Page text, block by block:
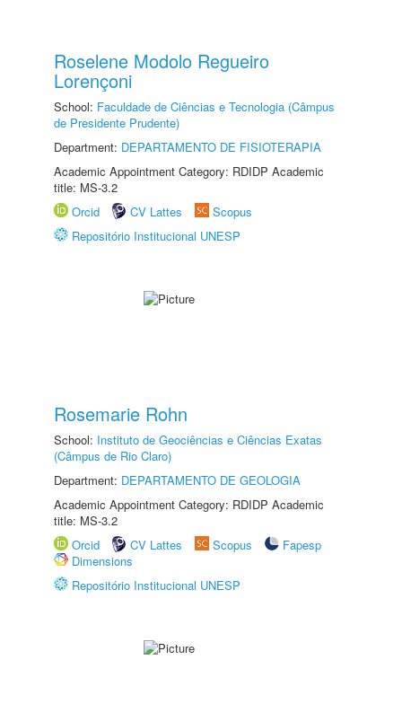
Roselene Modolo Regueiro
Lorençoni
School: Faculdade de Ciências e Tecnologia (Câmpus
de Presidente Prudente)
Department: DEPARTAMENTO DE FISIOTERAPIA
Academic Appointment Category: RDIDP Academic
title: MS-3.2
Orcid
CV Lattes
Scopus
Repositório Institucional UNESP
Rosemarie Rohn
School: Instituto de Geociências e Ciências Exatas
(Câmpus de Rio Claro)
Department: DEPARTAMENTO DE GEOLOGIA
Academic Appointment Category: RDIDP Academic
title: MS-3.2
Orcid
CV Lattes Scopus
Fapesp
Dimensions
Repositório Institucional UNESP